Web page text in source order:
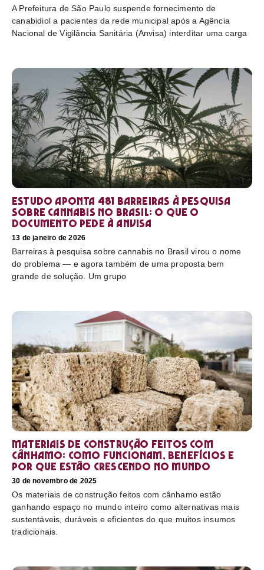
A Prefeitura de São Paulo suspende fornecimento de
canabidiol a pacientes da rede municipal após a Agência
Nacional de Vigilância Sanitária (Anvisa) interditar uma carga
Estudo aponta 481 barreiras à pesquisa
sobre cannabis no Brasil: o que o
documento pede à Anvisa
13 de janeiro de 2026
Barreiras à pesquisa sobre cannabis no Brasil virou o nome
do problema — e agora também de uma proposta bem
grande de solução. Um grupo
Materiais de construção feitos com
cânhamo: como funcionam, benefícios e
por que estão crescendo no mundo
30 de novembro de 2025
Os materiais de construção feitos com cânhamo estão
ganhando espaço no mundo inteiro como alternativas mais
sustentáveis, duráveis e eficientes do que muitos insumos
tradicionais.